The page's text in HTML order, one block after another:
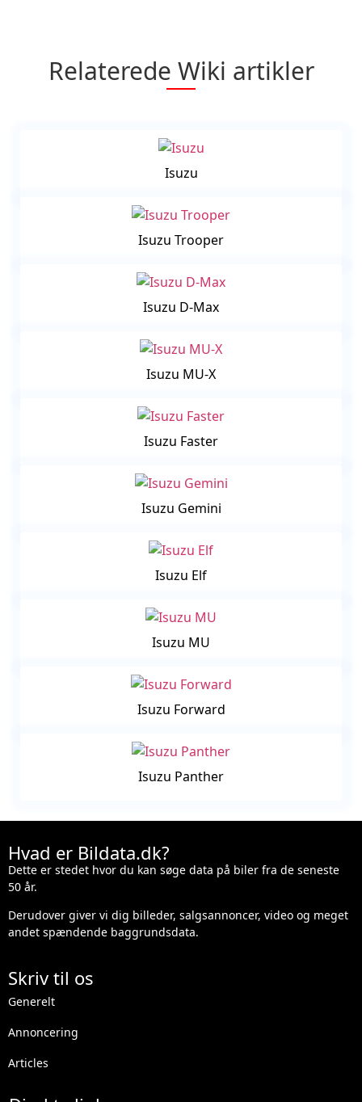
Relaterede Wiki artikler
Isuzu
Isuzu Trooper
Isuzu D-Max
Isuzu MU-X
Isuzu Faster
Isuzu Gemini
Isuzu Elf
Isuzu MU
Isuzu Forward
Isuzu Panther
Hvad er Bildata.dk?
Dette er stedet hvor du kan søge data på biler fra de seneste
50 år.
Derudover giver vi dig billeder, salgsannoncer, video og meget
andet spændende baggrundsdata.
Skriv til os
Generelt
Annoncering
Articles